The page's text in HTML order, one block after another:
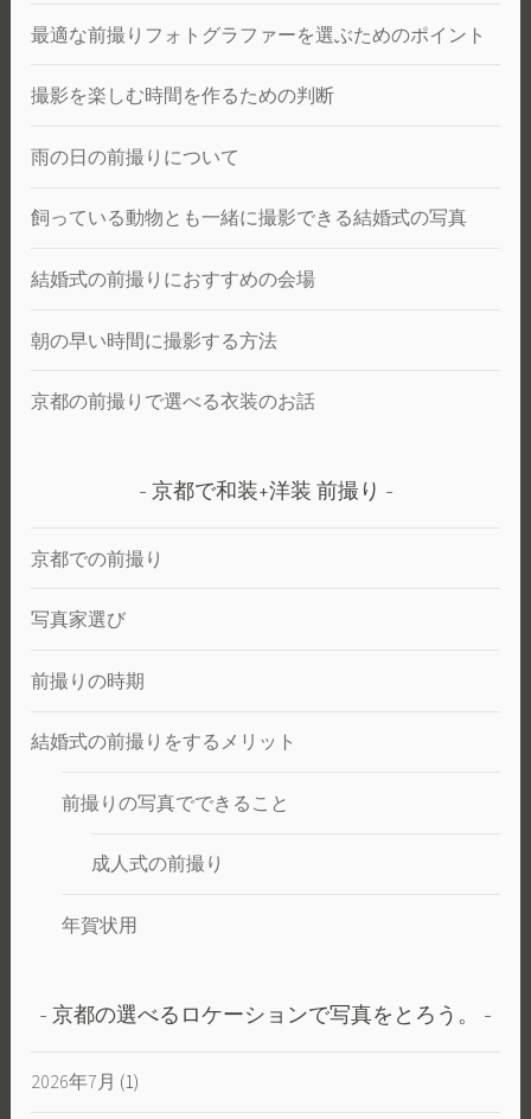
最適な前撮りフォトグラファーを選ぶためのポイント
撮影を楽しむ時間を作るための判断
雨の日の前撮りについて
飼っている動物とも一緒に撮影できる結婚式の写真
結婚式の前撮りにおすすめの会場
朝の早い時間に撮影する方法
京都の前撮りで選べる衣装のお話
京都で和装+洋装 前撮り
京都での前撮り
写真家選び
前撮りの時期
結婚式の前撮りをするメリット
前撮りの写真でできること
成人式の前撮り
年賀状用
京都の選べるロケーションで写真をとろう。
2026年7月 (1)